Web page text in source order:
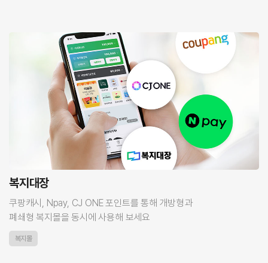
복지대장
쿠팡캐시, Npay, CJ ONE 포인트를 통해 개방형과
폐쇄형 복지몰을 동시에 사용해 보세요
복지몰